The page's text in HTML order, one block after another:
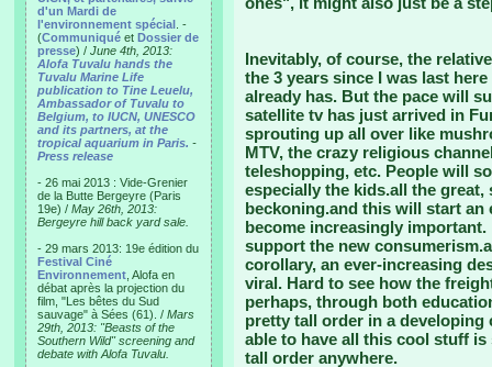
d'un Mardi de
l'environnement spécial . -
(Communiqué et Dossier de
presse) / June 4th, 2013:
Alofa Tuvalu hands the
Tuvalu Marine Life
publication to Tine Leuelu,
Ambassador of Tuvalu to
Belgium, to IUCN, UNESCO
and its partners, at the
tropical aquarium in Paris. -
Press release
- 26 mai 2013 : Vide-Grenier
de la Butte Bergeyre (Paris
19e) / May 26th, 2013:
Bergeyre hill back yard sale.
- 29 mars 2013: 19e édition du
Festival Ciné
Environnement , Alofa en
débat après la projection du
film, "Les bêtes du Sud
sauvage" à Sées (61). / Mars
29th, 2013: "Beasts of the
Southern Wild" screening and
debate with Alofa Tuvalu.
Inevitably, of course, the
the 3 years since I was last
already has. But the pace will
satellite tv has just arrived in
sprouting up all over like
MTV, the crazy religious
teleshopping, etc. People will
especially the kids.all the
beckoning.and this will start an
become increasingly
support the new
corollary, an ever-increasing
viral. Hard to see how the
perhaps, through both
pretty tall order in a developing
able to have all this cool stuff
tall order anywhere.